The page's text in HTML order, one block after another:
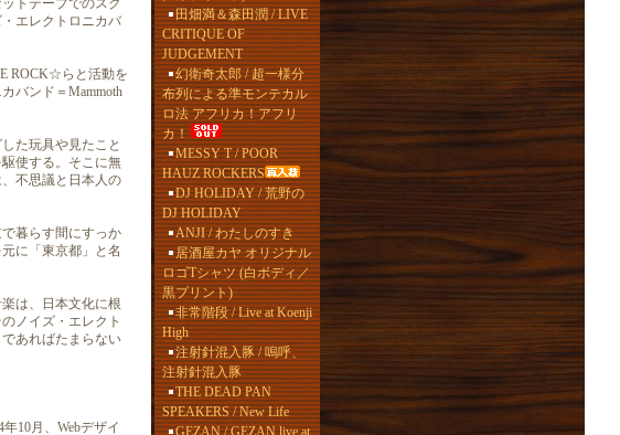
トテープでのスク
エレクトロニカバ
ROCK☆らと活動を
バンド＝Mammoth
た玩具や見たこと
使する。そこに無
不思議と日本人の
暮らす間にすっか
に「東京都」と名
は、日本文化に根
ノイズ・エレクト
あればたまらない
年10月、Webデザイ
田畑満＆森田潤 / LIVE
CRITIQUE OF
JUDGEMENT
幻衛奇太郎 / 超一様分
布列による準モンテカル
ロ法 アフリカ！アフリ
カ！
MESSY T / POOR
HAUZ ROCKERS
DJ HOLIDAY / 荒野の
DJ HOLIDAY
ANJI / わたしのすき
居酒屋カヤ オリジナル
ロゴTシャツ (白ボディ／
黒プリント)
非常階段 / Live at Koenji
High
注射針混入豚 / 嗚呼、
注射針混入豚
THE DEAD PAN
SPEAKERS / New Life
GEZAN / GEZAN live at